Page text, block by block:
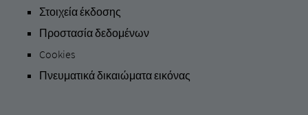
Στοιχεία έκδοσης
Προστασία δεδομένων
Cookies
Πνευματικά δικαιώματα εικόνας